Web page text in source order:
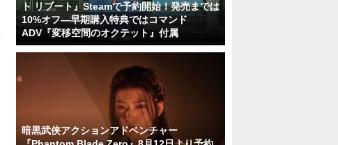
ト リブート』Steamで予約開始！発売までは
10%オフ―早期購入特典ではコマンド
ADV『変移空間のオクテット』付属
暗黒武侠アクションアドベンチャー